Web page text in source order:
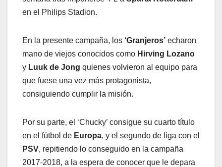
en el Philips Stadion.
En la presente campaña, los ‘Granjeros’ echaron
mano de viejos conocidos como Hirving Lozano
y Luuk de Jong quienes volvieron al equipo para
que fuese una vez más protagonista,
consiguiendo cumplir la misión.
Por su parte, el ‘Chucky’ consigue su cuarto título
en el fútbol de Europa, y el segundo de liga con el
PSV, repitiendo lo conseguido en la campaña
2017-2018, a la espera de conocer que le depara